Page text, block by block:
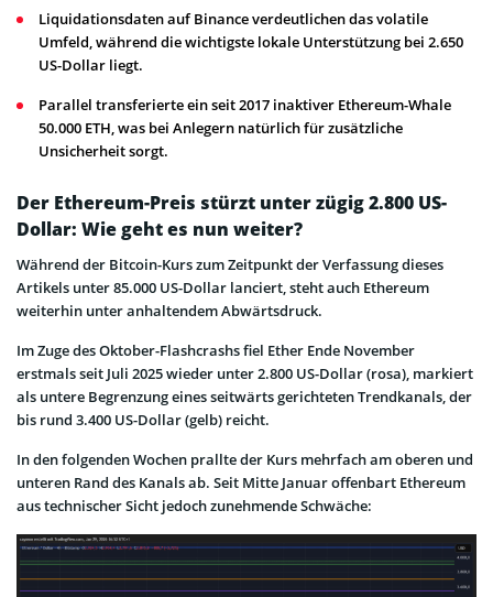
Liquidationsdaten auf Binance verdeutlichen das volatile
Umfeld, während die wichtigste lokale Unterstützung bei 2.650
US-Dollar liegt.
Parallel transferierte ein seit 2017 inaktiver Ethereum-Whale
50.000 ETH, was bei Anlegern natürlich für zusätzliche
Unsicherheit sorgt.
Der Ethereum-Preis stürzt unter zügig 2.800 US-
Dollar: Wie geht es nun weiter?
Während der Bitcoin-Kurs zum Zeitpunkt der Verfassung dieses
Artikels unter 85.000 US-Dollar lanciert, steht auch Ethereum
weiterhin unter anhaltendem Abwärtsdruck.
Im Zuge des Oktober-Flashcrashs fiel Ether Ende November
erstmals seit Juli 2025 wieder unter 2.800 US-Dollar (rosa), markiert
als untere Begrenzung eines seitwärts gerichteten Trendkanals, der
bis rund 3.400 US-Dollar (gelb) reicht.
In den folgenden Wochen prallte der Kurs mehrfach am oberen und
unteren Rand des Kanals ab. Seit Mitte Januar offenbart Ethereum
aus technischer Sicht jedoch zunehmende Schwäche: